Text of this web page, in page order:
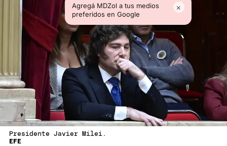
Agregá MDZol a tus medios
preferidos en Google
×
Presidente Javier Milei.
EFE